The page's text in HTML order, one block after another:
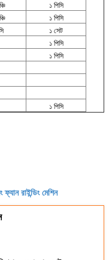
১ পিসি
১ পিসি
১ সেট
১ পিসি
১ পিসি
১ পিসি
ফ্যান রাইন্ডিং মেশিন